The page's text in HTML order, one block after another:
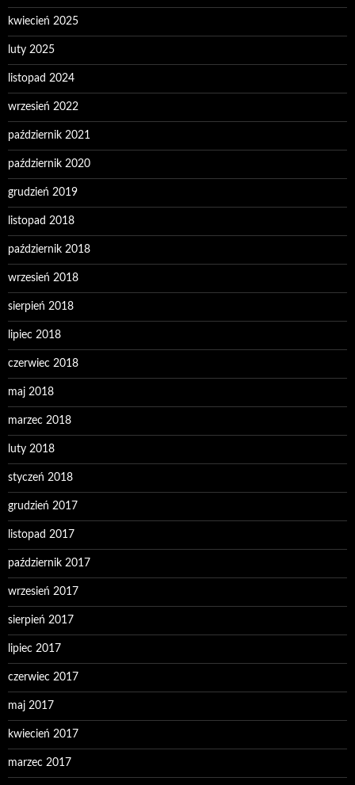
kwiecień 2025
luty 2025
listopad 2024
wrzesień 2022
październik 2021
październik 2020
grudzień 2019
listopad 2018
październik 2018
wrzesień 2018
sierpień 2018
lipiec 2018
czerwiec 2018
maj 2018
marzec 2018
luty 2018
styczeń 2018
grudzień 2017
listopad 2017
październik 2017
wrzesień 2017
sierpień 2017
lipiec 2017
czerwiec 2017
maj 2017
kwiecień 2017
marzec 2017